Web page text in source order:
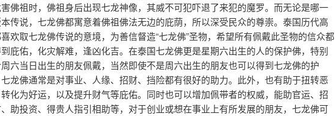
佛祖时，佛祖身后出现七龙神像，其威不可犯吓退了来犯的魔罗。而无论是哪一
传说，七龙佛都寓意着佛祖佛法无边的庇荫，所以深受民众的尊崇。泰国历代高
欢取七龙佛传说的意境，为善信督造“七龙佛”圣物，希望所有佩戴此圣物的信众都
庇佑，化灾解难，逢凶化吉。在泰国七龙佛更是星期六出生的人的保护佛，特别
六当日出生的朋友佩戴，当然即使不是周六出生的朋友也可以得到七龙佛的护
龙佛通常是对事业、人缘、招财、挡险都有很好的助力。此外，也有助于扭转恶
化为好运，以及提升财气等庇佑。同时也可以增加佩带者的权威，能助官运、招
助投资、得贵人指引相助等，对于创业或想在事业上有所发展的朋友，七龙佛可